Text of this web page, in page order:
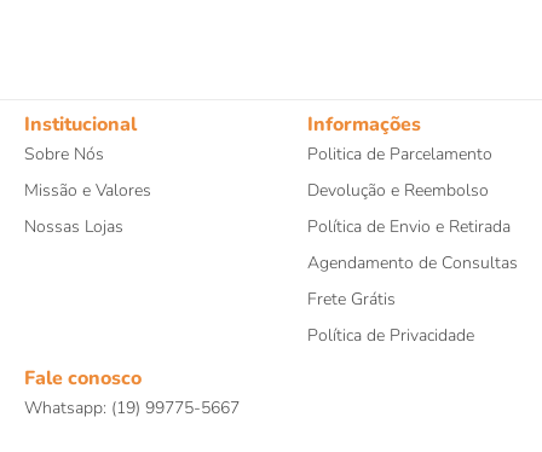
Institucional
Sobre Nós
Missão e Valores
Nossas Lojas
Informações
Politica de Parcelamento
Devolução e Reembolso
Política de Envio e Retirada
Agendamento de Consultas
Frete Grátis
Política de Privacidade
Fale conosco
Whatsapp: (19) 99775-5667